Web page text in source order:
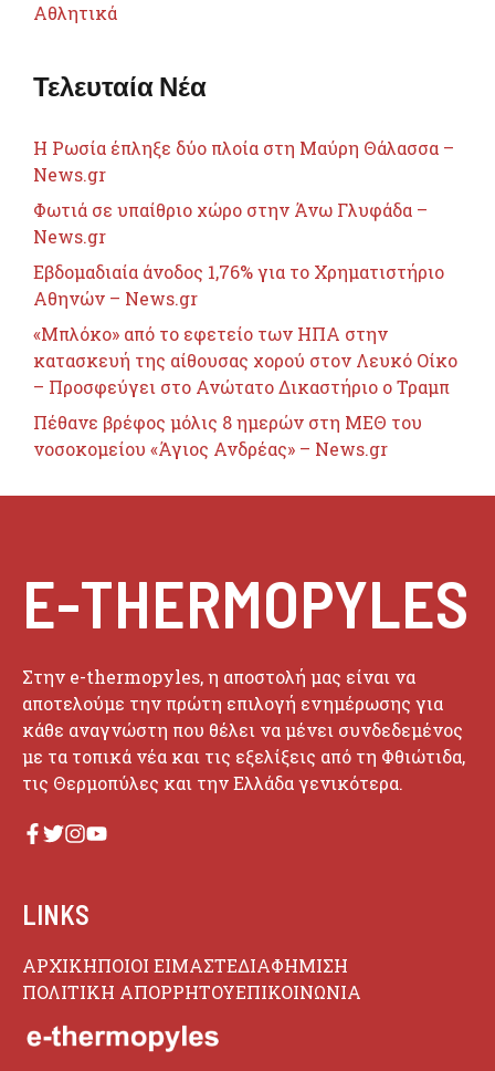
Αθλητικά
Τελευταία Νέα
Η Ρωσία έπληξε δύο πλοία στη Μαύρη Θάλασσα –
News.gr
Φωτιά σε υπαίθριο χώρο στην Άνω Γλυφάδα –
News.gr
Εβδομαδιαία άνοδος 1,76% για το Χρηματιστήριο
Αθηνών – News.gr
«Μπλόκο» από το εφετείο των ΗΠΑ στην
κατασκευή της αίθουσας χορού στον Λευκό Οίκο
– Προσφεύγει στο Ανώτατο Δικαστήριο ο Τραμπ
Πέθανε βρέφος μόλις 8 ημερών στη ΜΕΘ του
νοσοκομείου «Άγιος Ανδρέας» – News.gr
E-THERMOPYLES
Στην e-thermopyles, η αποστολή μας είναι να
αποτελούμε την πρώτη επιλογή ενημέρωσης για
κάθε αναγνώστη που θέλει να μένει συνδεδεμένος
με τα τοπικά νέα και τις εξελίξεις από τη Φθιώτιδα,
τις Θερμοπύλες και την Ελλάδα γενικότερα.
LINKS
ΑΡΧΙΚΗΠΟΙΟΙ ΕΙΜΑΣΤΕΔΙΑΦΗΜΙΣΗ
ΠΟΛΙΤΙΚΗ ΑΠΟΡΡΗΤΟΥΕΠΙΚΟΙΝΩΝΙΑ